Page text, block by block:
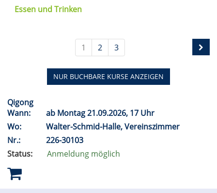
Essen und Trinken
1 2 3
NUR BUCHBARE KURSE ANZEIGEN
Qigong
Wann:
ab Montag 21.09.2026, 17 Uhr
Wo:
Walter-Schmid-Halle, Vereinszimmer
Nr.:
226-30103
Status:
Anmeldung möglich